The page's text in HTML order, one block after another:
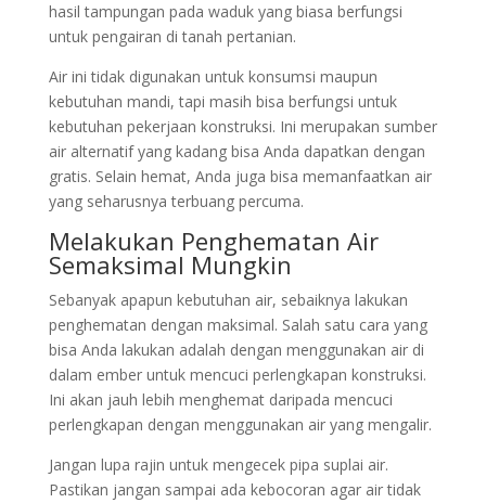
hasil tampungan pada waduk yang biasa berfungsi
untuk pengairan di tanah pertanian.
Air ini tidak digunakan untuk konsumsi maupun
kebutuhan mandi, tapi masih bisa berfungsi untuk
kebutuhan pekerjaan konstruksi. Ini merupakan sumber
air alternatif yang kadang bisa Anda dapatkan dengan
gratis. Selain hemat, Anda juga bisa memanfaatkan air
yang seharusnya terbuang percuma.
Melakukan Penghematan Air
Semaksimal Mungkin
Sebanyak apapun kebutuhan air, sebaiknya lakukan
penghematan dengan maksimal. Salah satu cara yang
bisa Anda lakukan adalah dengan menggunakan air di
dalam ember untuk mencuci perlengkapan konstruksi.
Ini akan jauh lebih menghemat daripada mencuci
perlengkapan dengan menggunakan air yang mengalir.
Jangan lupa rajin untuk mengecek pipa suplai air.
Pastikan jangan sampai ada kebocoran agar air tidak